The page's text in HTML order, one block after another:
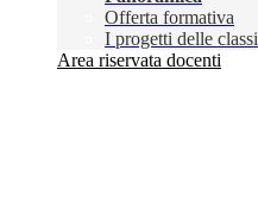
Offerta formativa
I progetti delle classi
Area riservata docenti